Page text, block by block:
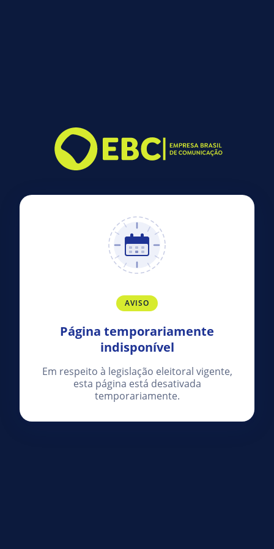
AVISO
Página temporariamente
indisponível
Em respeito à legislação eleitoral vigente,
esta página está desativada
temporariamente.